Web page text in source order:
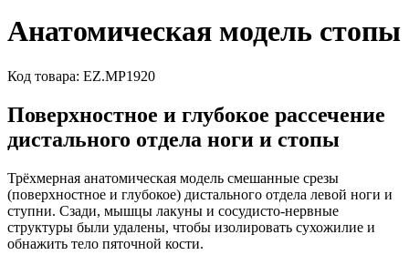
Анатомическая модель стопы
Код товара: EZ.MP1920
Поверхностное и глубокое рассечение
дистального отдела ноги и стопы
Трёхмерная анатомическая модель смешанные срезы
(поверхностное и глубокое) дистального отдела левой ноги и
ступни. Сзади, мышцы лакуны и сосудисто-нервные
структуры были удалены, чтобы изолировать сухожилие и
обнажить тело пяточной кости.